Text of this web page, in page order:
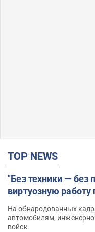
TOP NEWS
"Без техники — без
виртуозную работу
На обнародованных
автомобилям,
войск